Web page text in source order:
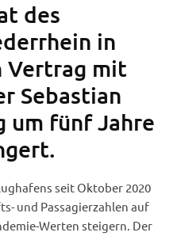
des
in
Vertrag mit
Sebastian
um fünf Jahre
seit Oktober 2020
und Passagierzahlen auf
Werten steigern. Der